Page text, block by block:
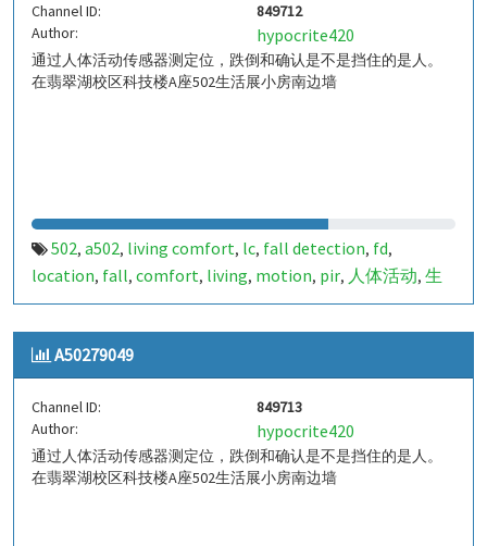
Channel ID:
849712
Author:
hypocrite420
通过人体活动传感器测定位，跌倒和确认是不是挡住的是人。
在翡翠湖校区科技楼A座502生活展小房南边墙
502, a502, living comfort, lc, fall detection, fd,
location, fall, comfort, living, motion, pir, 人体活动, 生
活,tanbir,跌倒,定位,哈山,室内定位,室内,indoor,
indoor living comfort,ilc,indoor living quality,ilq,
a50279048,849712
A50279049
Channel ID:
849713
Author:
hypocrite420
通过人体活动传感器测定位，跌倒和确认是不是挡住的是人。
在翡翠湖校区科技楼A座502生活展小房南边墙